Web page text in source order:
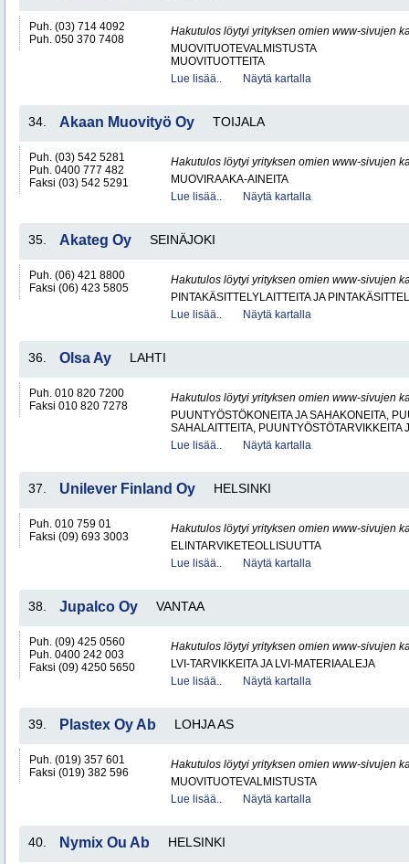
Puh. (03) 714 4092
Puh. 050 370 7408
Hakutulos löytyi yrityksen omien www-sivujen
MUOVITUOTEVALMISTUSTA
MUOVITUOTTEITA
Lue lisää..
Näytä kartalla
34. Akaan Muovityö Oy TOIJALA
Puh. (03) 542 5281
Puh. 0400 777 482
Faksi (03) 542 5291
Hakutulos löytyi yrityksen omien www-sivujen
MUOVIRAAKA-AINEITA
Lue lisää..
Näytä kartalla
35. Akateg Oy SEINÄJOKI
Puh. (06) 421 8800
Faksi (06) 423 5805
Hakutulos löytyi yrityksen omien www-sivujen
PINTAKÄSITTELYLAITTEITA JA
Lue lisää..
Näytä kartalla
36. Olsa Ay LAHTI
Puh. 010 820 7200
Faksi 010 820 7278
Hakutulos löytyi yrityksen omien www-sivujen
PUUNTYÖSTÖKONEITA JA SAHAKONEITA,
SAHALAITTEITA, PUUNTYÖSTÖTARVIKKEITA
Lue lisää..
Näytä kartalla
37. Unilever Finland Oy HELSINKI
Puh. 010 759 01
Faksi (09) 693 3003
Hakutulos löytyi yrityksen omien www-sivujen
ELINTARVIKETEOLLISUUTTA
Lue lisää..
Näytä kartalla
38. Jupalco Oy VANTAA
Puh. (09) 425 0560
Puh. 0400 242 003
Faksi (09) 4250 5650
Hakutulos löytyi yrityksen omien www-sivujen
LVI-TARVIKKEITA JA LVI-MATERIAALEJA
Lue lisää..
Näytä kartalla
39. Plastex Oy Ab LOHJA AS
Puh. (019) 357 601
Faksi (019) 382 596
Hakutulos löytyi yrityksen omien www-sivujen
MUOVITUOTEVALMISTUSTA
Lue lisää..
Näytä kartalla
40. Nymix Ou Ab HELSINKI